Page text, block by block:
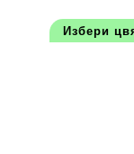
Избери